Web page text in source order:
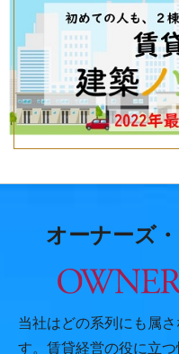
オーナーズ
当社はどの系列にも属
す。賃貸経営の役に立